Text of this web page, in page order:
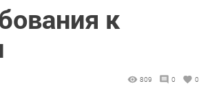
к
809 0 0